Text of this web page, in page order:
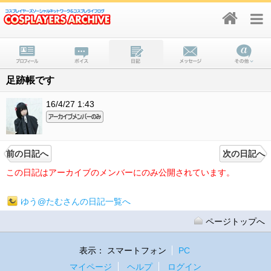
足跡帳です
16/4/27 1:43
前の日記へ
次の日記へ
この日記はアーカイブのメンバーにのみ公開されています。
ゆう@たむさんの日記一覧へ
ページトップへ
表示： スマートフォン
PC
マイページ
ヘルプ ログイン